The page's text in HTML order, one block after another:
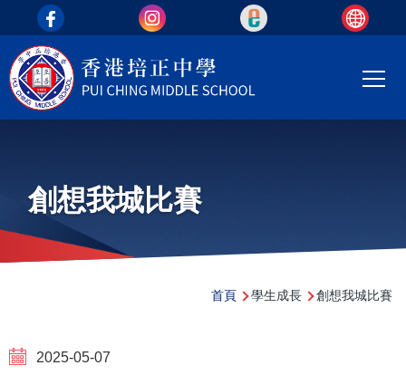
移至主內容
top_area
創想我城比賽
連
首頁 學生成長 創想我城比賽
2025-05-07